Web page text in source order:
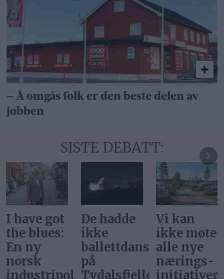
– Å omgås folk er den beste delen av
jobben
SISTE DEBATT:
De hadde
ikke
ballettdansere
på
Tydalsfjellet
Vi kan
ikke møte
alle nye
nærings­
initiativer
Svar på
«Gi alle
barn en
rettferdig
start»